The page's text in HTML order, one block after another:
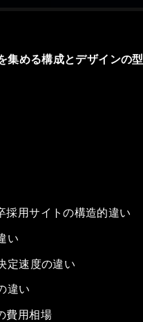
集める構成とデザインの型
採用サイトの構造的違い
い
定速度の違い
違い
費用相場